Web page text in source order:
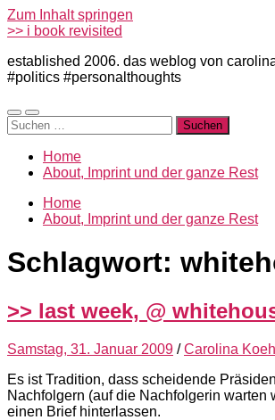
Zum Inhalt springen
>> i book revisited
established 2006. das weblog von
#politics #personalthoughts
Mobile-
Menü
Suchfeld
ein-/ausblenden
Suchen
nach:
Home
About, Imprint und der ganze Rest
Home
About, Imprint und der ganze Rest
Schlagwort:
>> last week, @
Samstag, 31. Januar 2009 /Carolina
Es ist Tradition, dass scheidende
Nachfolgern (auf die Nachfolgerin warten
einen Brief hinterlassen.